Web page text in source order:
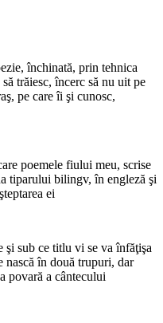
închinată, prin tehnica
trăiesc, încerc să nu uit pe
pe care îi şi cunosc,
poemele fiului meu, scrise
tiparului bilingv, în engleză şi
ei
şi sub ce titlu vi se va înfăţişa
nască în două trupuri, dar
povară a cântecului